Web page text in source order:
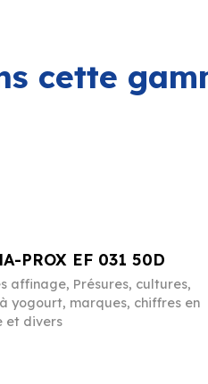
cette
PROX EF 031 50D
affinage, Présures, cultures,
yogourt, marques, chiffres en
et divers